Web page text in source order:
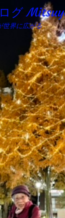
グ
世界に広がる